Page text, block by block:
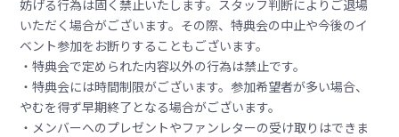
妨げる行為は固く禁止いたします。スタッフ判断によりご退場
いただく場合がございます。その際、特典会の中止や今後のイ
ベント参加をお断りすることもございます。
・特典会で定められた内容以外の行為は禁止です。
・特典会には時間制限がございます。参加希望者が多い場合、
やむを得ず早期終了となる場合がございます。
・メンバーへのプレゼントやファンレターの受け取りはできま